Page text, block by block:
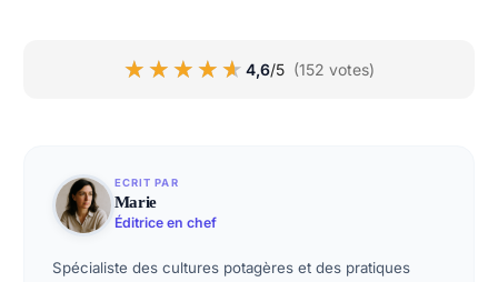
★★★★★
★★★★★ 4,6/5 (152 votes)
ECRIT PAR
Marie
Éditrice en chef
Spécialiste des cultures potagères et des pratiques